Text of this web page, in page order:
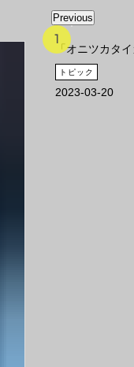
Previous
「オニツカタ
トピック
2023-03-20